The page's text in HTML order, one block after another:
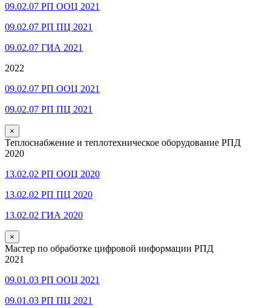
09.02.07 РП ООЦ 2021
09.02.07 РП ПЦ 2021
09.02.07 ГИА 2021
2022
09.02.07 РП ООЦ 2021
09.02.07 РП ПЦ 2021
×
Теплоснабжение и теплотехническое оборудование РПД
2020
13.02.02 РП ООЦ 2020
13.02.02 РП ПЦ 2020
13.02.02 ГИА 2020
×
Мастер по обработке цифровой информации РПД
2021
09.01.03 РП ООЦ 2021
09.01.03 РП ПЦ 2021